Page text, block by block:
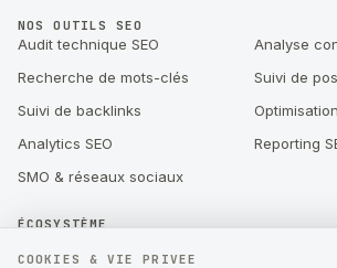
NOS OUTILS SEO
Audit technique SEO
Analyse
Recherche de mots-clés
Suivi de
Suivi de backlinks
Analytics SEO
Reporting
SMO & réseaux sociaux
ÉCOSYSTÈME
Google par IA
COOKIES & VIE PRIVEE